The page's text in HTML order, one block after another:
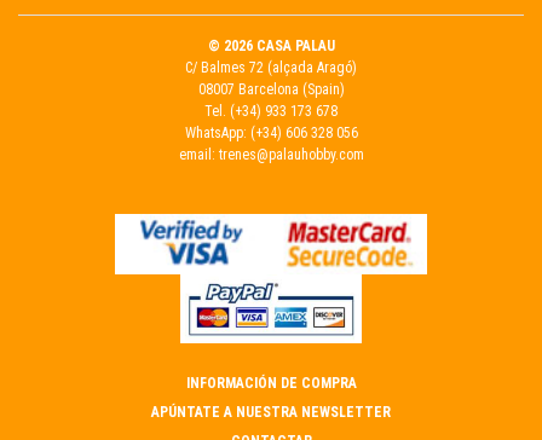
© 2026 CASA PALAU
C/ Balmes 72 (alçada Aragó)
08007 Barcelona (Spain)
Tel. (+34) 933 173 678
WhatsApp: (+34) 606 328 056
email: trenes@palauhobby.com
INFORMACIÓN DE COMPRA
APÚNTATE A NUESTRA NEWSLETTER